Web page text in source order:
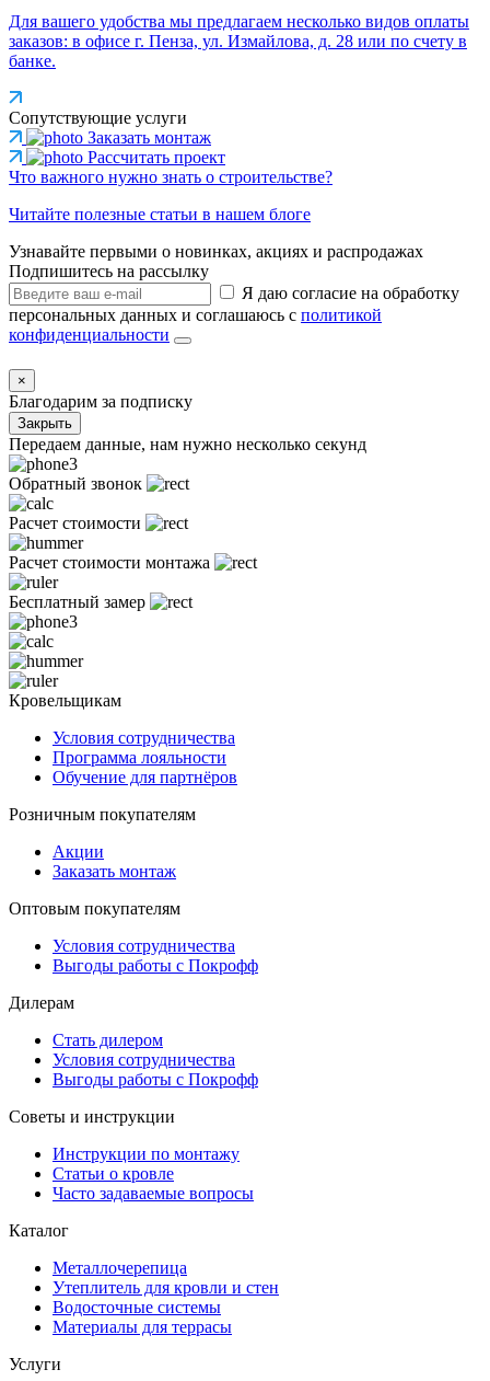
Для вашего удобства мы предлагаем несколько видов оплаты
заказов: в офисе г. Пенза, ул. Измайлова, д. 28 или по счету в
банке.
Сопутствующие услуги
Заказать монтаж
Рассчитать проект
Что важного нужно знать о строительстве?
Читайте полезные статьи в нашем блоге
Узнавайте первыми о новинках, акциях и распродажах
Подпишитесь на рассылку
Я даю согласие на обработку
персональных данных и соглашаюсь с политикой
конфиденциальности
×
Благодарим за подписку
Закрыть
Передаем данные, нам нужно несколько секунд
Обратный звонок
Расчет стоимости
Расчет стоимости монтажа
Бесплатный замер
Кровельщикам
Условия сотрудничества
Программа лояльности
Обучение для партнёров
Розничным покупателям
Акции
Заказать монтаж
Оптовым покупателям
Условия сотрудничества
Выгоды работы с Покрофф
Дилерам
Стать дилером
Условия сотрудничества
Выгоды работы с Покрофф
Советы и инструкции
Инструкции по монтажу
Статьи о кровле
Часто задаваемые вопросы
Каталог
Металлочерепица
Утеплитель для кровли и стен
Водосточные системы
Материалы для террасы
Услуги